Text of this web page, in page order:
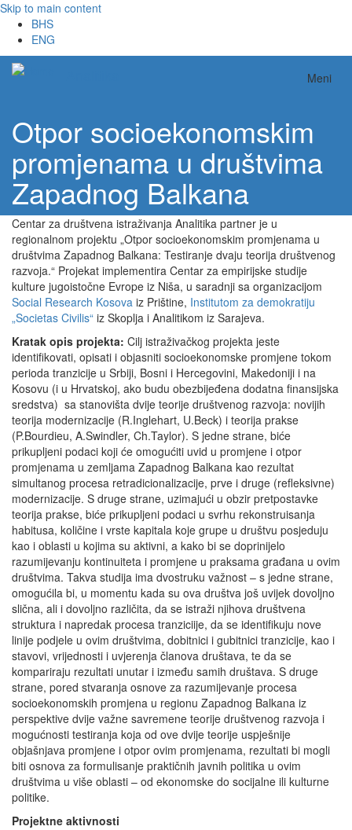
Skip to main content
BHS
ENG
Meni
Otpor socioekonomskim
promjenama u društvima
Zapadnog Balkana
Centar za društvena istraživanja Analitika partner je u
regionalnom projektu „Otpor socioekonomskim promjenama u
društvima Zapadnog Balkana: Testiranje dvaju teorija društvenog
razvoja.“ Projekat implementira Centar za empirijske studije
kulture jugoistočne Evrope iz Niša, u saradnji sa organizacijom
Social Research Kosova iz Prištine, Institutom za demokratiju
„Societas Civilis“ iz Skoplja i Analitikom iz Sarajeva.
Kratak opis projekta: Cilj istraživačkog projekta jeste
identifikovati, opisati i objasniti socioekonomske promjene tokom
perioda tranzicije u Srbiji, Bosni i Hercegovini, Makedoniji i na
Kosovu (i u Hrvatskoj, ako budu obezbijeđena dodatna finansijska
sredstva) sa stanovišta dvije teorije društvenog razvoja: novijih
teorija modernizacije (R.Inglehart, U.Beck) i teorija prakse
(P.Bourdieu, A.Swindler, Ch.Taylor). S jedne strane, biće
prikupljeni podaci koji će omogućiti uvid u promjene i otpor
promjenama u zemljama Zapadnog Balkana kao rezultat
simultanog procesa retradicionalizacije, prve i druge (refleksivne)
modernizacije. S druge strane, uzimajući u obzir pretpostavke
teorija prakse, biće prikupljeni podaci u svrhu rekonstruisanja
habitusa, količine i vrste kapitala koje grupe u društvu posjeduju
kao i oblasti u kojima su aktivni, a kako bi se doprinijelo
razumijevanju kontinuiteta i promjene u praksama građana u ovim
društvima. Takva studija ima dvostruku važnost – s jedne strane,
omogućila bi, u momentu kada su ova društva još uvijek dovoljno
slična, ali i dovoljno različita, da se istraži njihova društvena
struktura i napredak procesa tranziciije, da se identifikuju nove
linije podjele u ovim društvima, dobitnici i gubitnici tranzicije, kao i
stavovi, vrijednosti i uvjerenja članova društava, te da se
kompariraju rezultati unutar i između samih društava. S druge
strane, pored stvaranja osnove za razumijevanje procesa
socioekonomskih promjena u regionu Zapadnog Balkana iz
perspektive dvije važne savremene teorije društvenog razvoja i
mogućnosti testiranja koja od ove dvije teorije uspješnije
objašnjava promjene i otpor ovim promjenama, rezultati bi mogli
biti osnova za formulisanje praktičnih javnih politika u ovim
društvima u više oblasti – od ekonomske do socijalne ili kulturne
politike.
Projektne aktivnosti